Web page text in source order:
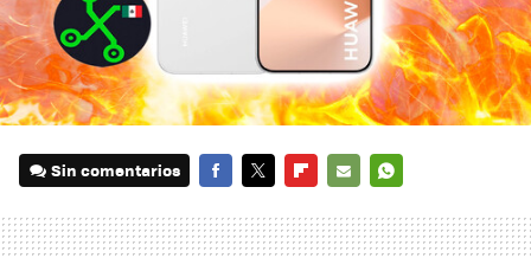
Sin comentarios
MAIL